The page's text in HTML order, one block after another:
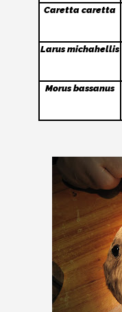
Caretta caretta
Larus michahellis
Morus bassanus